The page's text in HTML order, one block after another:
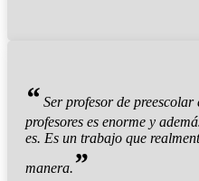
“ Ser profesor de
profesores es enorme y
es. Es un trabajo que
manera.”